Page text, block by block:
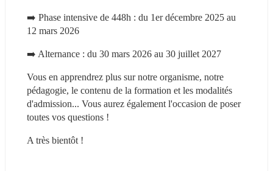
➡️ Phase intensive de 448h : du 1er décembre 2025 au
12 mars 2026
➡️ Alternance : du 30 mars 2026 au 30 juillet 2027
Vous en apprendrez plus sur notre organisme, notre
pédagogie, le contenu de la formation et les modalités
d'admission... Vous aurez également l'occasion de poser
toutes vos questions !
A très bientôt !